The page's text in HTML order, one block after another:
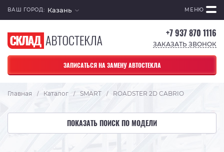
ВАШ ГОРОД: Казань МЕНЮ
+7 937 870 1116
ЗАКАЗАТЬ ЗВОНОК
ЗАПИСАТЬСЯ НА ЗАМЕНУ АВТОСТЕКЛА
Главная / Каталог / SMART / ROADSTER 2D CABRIO
ПОКАЗАТЬ ПОИСК ПО МОДЕЛИ